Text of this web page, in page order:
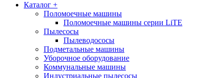
Каталог +
Поломоечные машины
Поломоечные машины серии LiTE
Пылесосы
Пылеводососы
Подметальные машины
Уборочное оборудование
Коммунальные машины
Индустриальные пылесосы